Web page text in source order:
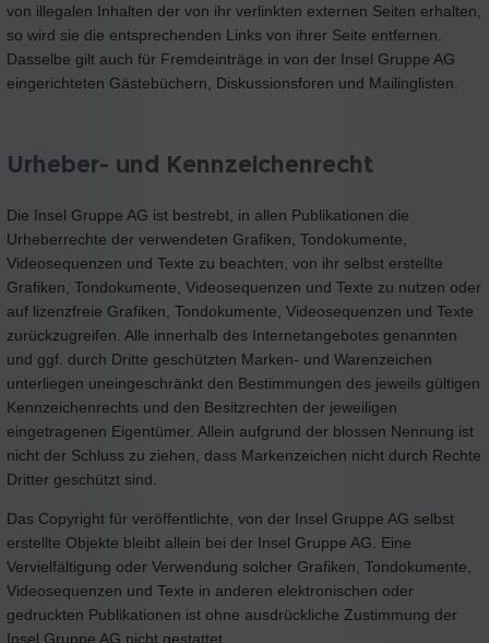
von illegalen Inhalten der von ihr verlinkten externen Seiten erhalten,
so wird sie die entsprechenden Links von ihrer Seite entfernen.
Dasselbe gilt auch für Fremdeinträge in von der Insel Gruppe AG
eingerichteten Gästebüchern, Diskussionsforen und Mailinglisten.
Urheber- und Kennzeichenrecht
Die Insel Gruppe AG ist bestrebt, in allen Publikationen die
Urheberrechte der verwendeten Grafiken, Tondokumente,
Videosequenzen und Texte zu beachten, von ihr selbst erstellte
Grafiken, Tondokumente, Videosequenzen und Texte zu nutzen oder
auf lizenzfreie Grafiken, Tondokumente, Videosequenzen und Texte
zurückzugreifen. Alle innerhalb des Internetangebotes genannten
und ggf. durch Dritte geschützten Marken- und Warenzeichen
unterliegen uneingeschränkt den Bestimmungen des jeweils gültigen
Kennzeichenrechts und den Besitzrechten der jeweiligen
eingetragenen Eigentümer. Allein aufgrund der blossen Nennung ist
nicht der Schluss zu ziehen, dass Markenzeichen nicht durch Rechte
Dritter geschützt sind.
Das Copyright für veröffentlichte, von der Insel Gruppe AG selbst
erstellte Objekte bleibt allein bei der Insel Gruppe AG. Eine
Vervielfältigung oder Verwendung solcher Grafiken, Tondokumente,
Videosequenzen und Texte in anderen elektronischen oder
gedruckten Publikationen ist ohne ausdrückliche Zustimmung der
Insel Gruppe AG nicht gestattet.